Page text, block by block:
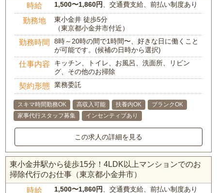
時給 1,500〜1,860円 、交通費支給、前払い制度あり
勤務地
東小金井 徒歩5分
（東京都小金井市付近）
勤務時間
8時～20時の間で1時間〜、好きな日に働くこと
が可能です。(候補の日時から選択)
仕事内容
キッチン、トイレ、お風呂、洗面所、リビン
グ、その他のお掃除
契約形態 業務委託
スキマ時間勤務OK 高収入可能 扶養内OK
ブランクOK
家事代行スタッフ募集
インセンティブあり
この求人の詳細を見る
東小金井駅から徒歩15分！4LDK以上マンションでのお
掃除代行のお仕事（東京都小金井市）
時給 1,500〜1,860円 、交通費支給、前払い制度あり